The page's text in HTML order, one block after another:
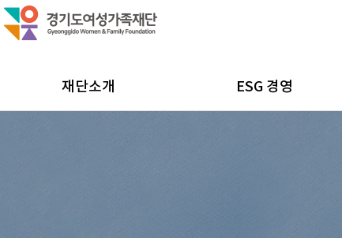
재단소개 ESG 경영